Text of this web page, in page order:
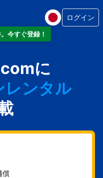
今すぐ登録！
ログイン
に
ント
レンタル
ス
償